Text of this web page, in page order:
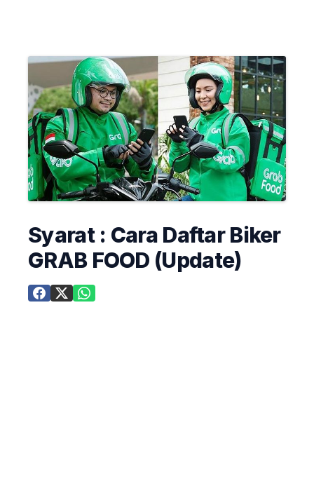
Syarat : Cara Daftar Biker
GRAB FOOD (Update)